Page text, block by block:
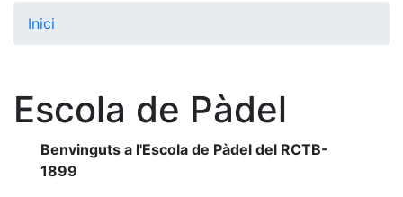
La nostra
història
Cronologia
Presidents
Inici
Escola de Pàdel
Benvinguts a l'Escola de Pàdel del RCTB-
1899